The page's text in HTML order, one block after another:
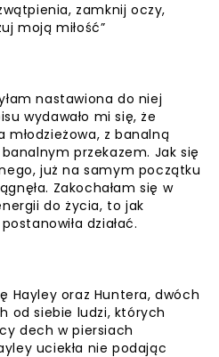
zamknij oczy,
moją miłość”
nastawiona do niej
wydawało mi się, że
z banalną
przekazem. Jak się
już na samym początku
Zakochałam się w
do życia, to jak
działać.
Hayley oraz Huntera, dwóch
od siebie ludzi, których
dech w piersiach
uciekła nie podając